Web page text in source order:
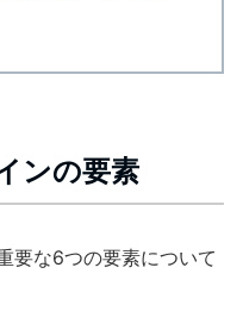
ンの要素
要な6つの要素について